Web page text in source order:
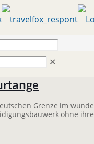
✕
Grenze im
ohne